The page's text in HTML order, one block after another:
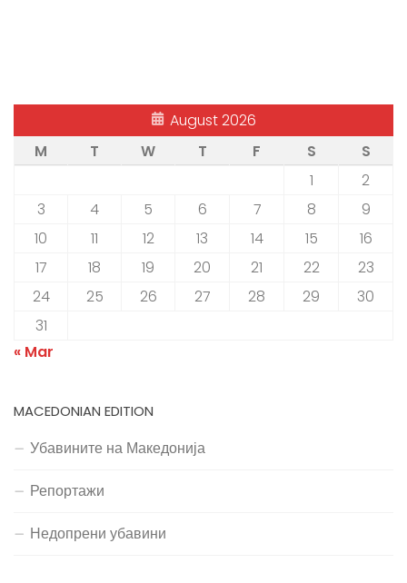
August 2026
M
T W T F S
S
1
2
3
4 5 6 7 8
9
10
11 12 13 14 15
16
17
18 19 20 21 22
23
24
25 26 27 28 29
30
31
« Mar
MACEDONIAN EDITION
Убавините на Македонија
Репортажи
Недопрени убавини